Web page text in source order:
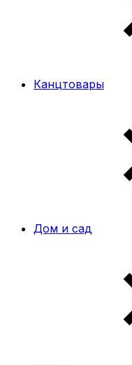
Канцтовары
Дом и сад